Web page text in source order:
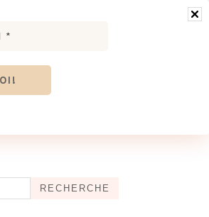
RECHERCHE